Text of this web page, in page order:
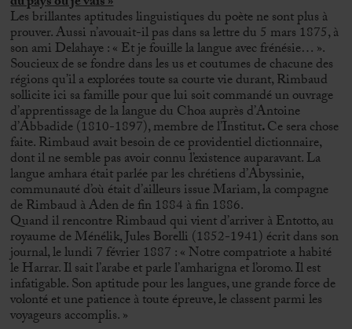
Les brillantes aptitudes linguistiques du poète ne sont plus à
prouver. Aussi n’avouait-il pas dans sa lettre du 5 mars 1875, à
son ami Delahaye : « Et je fouille la langue avec frénésie… ».
Soucieux de se fondre dans les us et coutumes de chacune des
régions qu’il a explorées toute sa courte vie durant, Rimbaud
sollicite ici sa famille pour que lui soit commandé un ouvrage
d’apprentissage de la langue du Choa auprès d’Antoine
d’Abbadide (1810-1897), membre de l’Institut.Ce sera chose
faite. Rimbaud avait besoin de ce providentiel dictionnaire,
dont il ne semble pas avoir connu l’existence auparavant. La
langue amhara était parlée par les chrétiens d’Abyssinie,
communauté d’où était d’ailleurs issue Mariam, la compagne
de Rimbaud à Aden de fin 1884 à fin 1886.
Quand il rencontre Rimbaud qui vient d’arriver à Entotto, au
royaume de Ménélik, Jules Borelli (1852-1941) écrit dans son
journal, le lundi 7 février 1887 : « Notre compatriote a habité
le Harrar. Il sait l’arabe et parle l’amharigna et l’oromo. Il est
infatigable. Son aptitude pour les langues, une grande force de
volonté et une patience à toute épreuve, le classent parmi les
voyageurs accomplis. »